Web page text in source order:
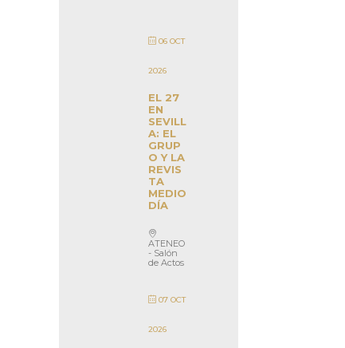
06 OCT
2026
EL 27
EN
SEVILL
A: EL
GRUP
O Y LA
REVIS
TA
MEDIO
DÍA
ATENEO
- Salón
de Actos
07 OCT
2026